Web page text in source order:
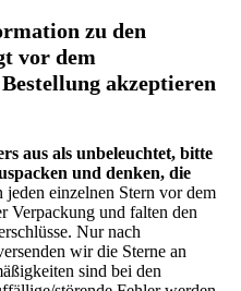
zu den
vor dem
akzeptieren
aus als unbeleuchtet, bitte
und denken, die
jeden einzelnen Stern vor dem
Verpackung und falten den
Nur nach
wir die Sterne an
sind bei den